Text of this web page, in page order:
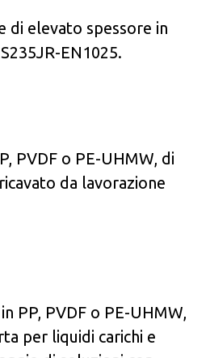
di elevato spessore in
EN1025.
PVDF o PE-UHMW, di
da lavorazione
PP, PVDF o PE-UHMW,
per liquidi carichi e